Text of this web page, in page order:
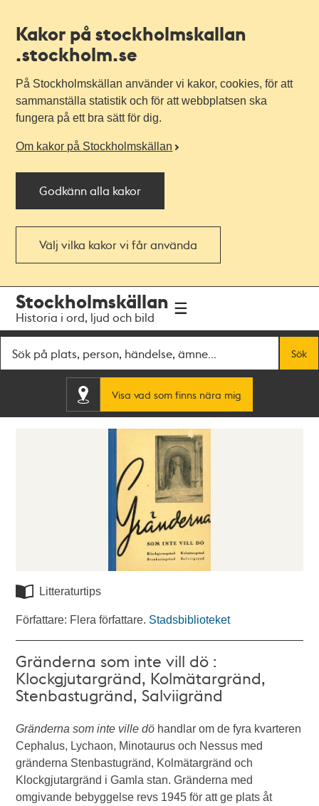
Kakor på stockholmskallan
.stockholm.se
På Stockholmskällan använder vi kakor, cookies, för att
sammanställa statistik och för att webbplatsen ska
fungera på ett bra sätt för dig.
Om kakor på Stockholmskällan
Godkänn alla kakor
Välj vilka kakor vi får använda
navigationen
huvudinnehållet
Stockholmskällan
Historia i ord, ljud och bild
Sök
Visa vad som finns nära mig
Litteraturtips
Författare: Flera författare. Stadsbiblioteket
Gränderna som inte vill dö :
Klockgjutargränd, Kolmätargränd,
Stenbastugränd, Salviigränd
Gränderna som inte ville dö handlar om de fyra kvarteren
Cephalus, Lychaon, Minotaurus och Nessus med
gränderna Stenbastugränd, Kolmätargränd och
Klockgjutargränd i Gamla stan. Gränderna med
omgivande bebyggelse revs 1945 för att ge plats åt